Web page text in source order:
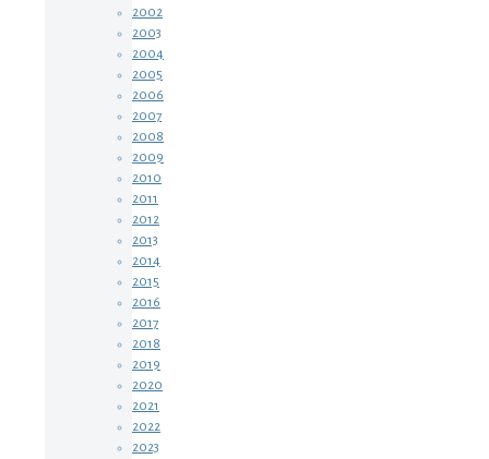
2002
2003
2004
2005
2006
2007
2008
2009
2010
2011
2012
2013
2014
2015
2016
2017
2018
2019
2020
2021
2022
2023